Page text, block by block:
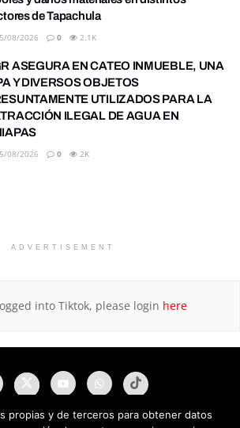
de Tapachula
08/2026 0 2.1K
ASEGURA EN CATEO INMUEBLE, UNA
Y DIVERSOS OBJETOS
UTILIZADOS PARA LA
ILEGAL DE AGUA EN
08/2026 0 2K
ADVERTISEMENT
into Tiktok, please login here
propias y de terceros para obtener datos